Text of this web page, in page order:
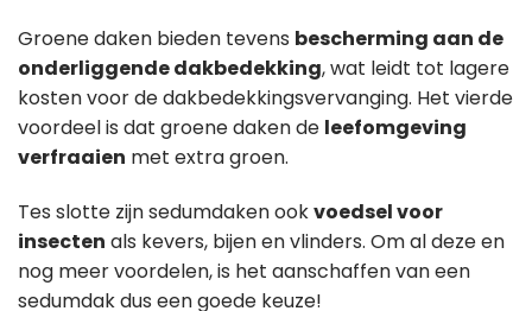
Groene daken bieden tevens bescherming aan de
onderliggende dakbedekking, wat leidt tot lagere
kosten voor de dakbedekkingsvervanging. Het vierde
voordeel is dat groene daken de leefomgeving
verfraaien met extra groen.
Tes slotte zijn sedumdaken ookvoedsel voor
insecten als kevers, bijen en vlinders. Om al deze en
nog meer voordelen, is het aanschaffen van een
sedumdak dus een goede keuze!